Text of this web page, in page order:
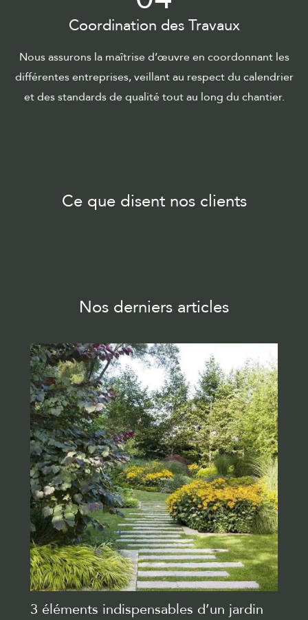
Coordination des Travaux
Nous assurons la maîtrise d’œuvre en coordonnant les
différentes entreprises, veillant au respect du calendrier
et des standards de qualité tout au long du chantier.
Ce que disent nos clients
Nos derniers articles
3 éléments indispensables d’un jardin